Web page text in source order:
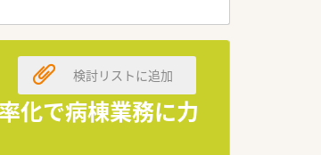
化で病棟業務に力
検討リストに追加